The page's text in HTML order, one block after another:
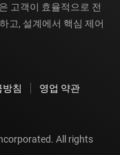
고객이 효율적으로 전
고, 설계에서 핵심 제어
방침
영업 약관
All rights